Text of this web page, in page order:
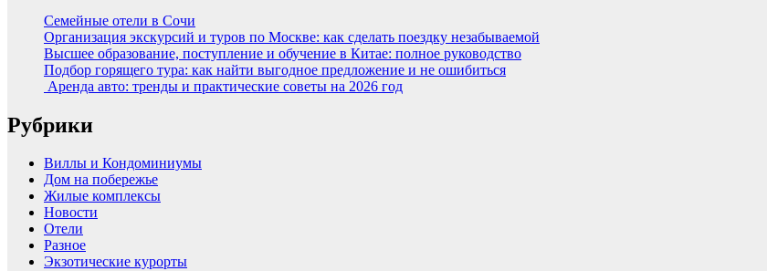
Семейные отели в Сочи
Организация экскурсий и туров по Москве: как сделать поездку незабываемой
Высшее образование, поступление и обучение в Китае: полное руководство
Подбор горящего тура: как найти выгодное предложение и не ошибиться
Аренда авто: тренды и практические советы на 2026 год
Рубрики
Виллы и Кондоминиумы
Дом на побережье
Жилые комплексы
Новости
Отели
Разное
Экзотические курорты